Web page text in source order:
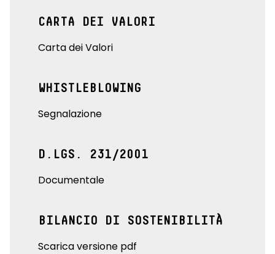
CARTA DEI VALORI
Carta dei Valori
WHISTLEBLOWING
Segnalazione
D.LGS. 231/2001
Documentale
BILANCIO DI SOSTENIBILITÀ
Scarica versione pdf